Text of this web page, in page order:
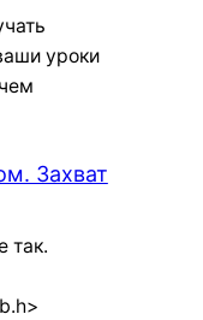
уроки
Захват
так.